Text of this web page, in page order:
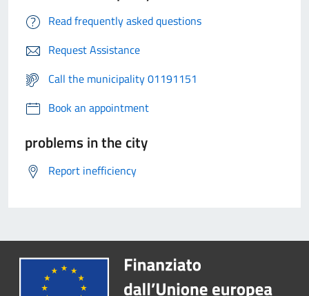
Read frequently asked questions
Request Assistance
Call the municipality 01191151
Book an appointment
problems in the city
Report inefficiency